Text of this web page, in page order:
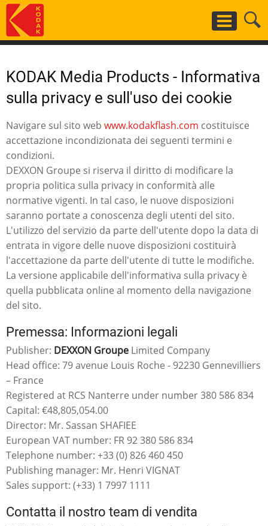
Salta
contenuto
KODAK Media Products - Informativa
sulla privacy e sull'uso dei cookie
Navigare sul sito web www.kodakflash.com costituisce
accettazione incondizionata dei seguenti termini e
condizioni.
DEXXON Groupe si riserva il diritto di modificare la
propria politica sulla privacy in conformità alle
normative vigenti. In tal caso, le nuove disposizioni
saranno portate a conoscenza degli utenti del sito.
L'utilizzo del servizio da parte dell'utente dopo la data di
entrata in vigore delle nuove disposizioni costituirà
l'accettazione da parte dell'utente di tutte le modifiche.
La versione applicabile dell'informativa sulla privacy è
quella pubblicata online al momento della navigazione
del sito.
Premessa: Informazioni legali
Publisher: DEXXON Groupe Limited Company
Head office: 79 avenue Louis Roche - 92230 Gennevilliers
– France
Registered at RCS Nanterre under number 380 586 834
Capital: €48,805,054.00
Director: Mr. Sassan SHAFIEE
European VAT number: FR 92 380 586 834
Telephone number: +33 (0) 826 460 450
Publishing manager: Mr. Henri VIGNAT
Sales support: (+33) 1 7997 1111
Contatta il nostro team di vendita